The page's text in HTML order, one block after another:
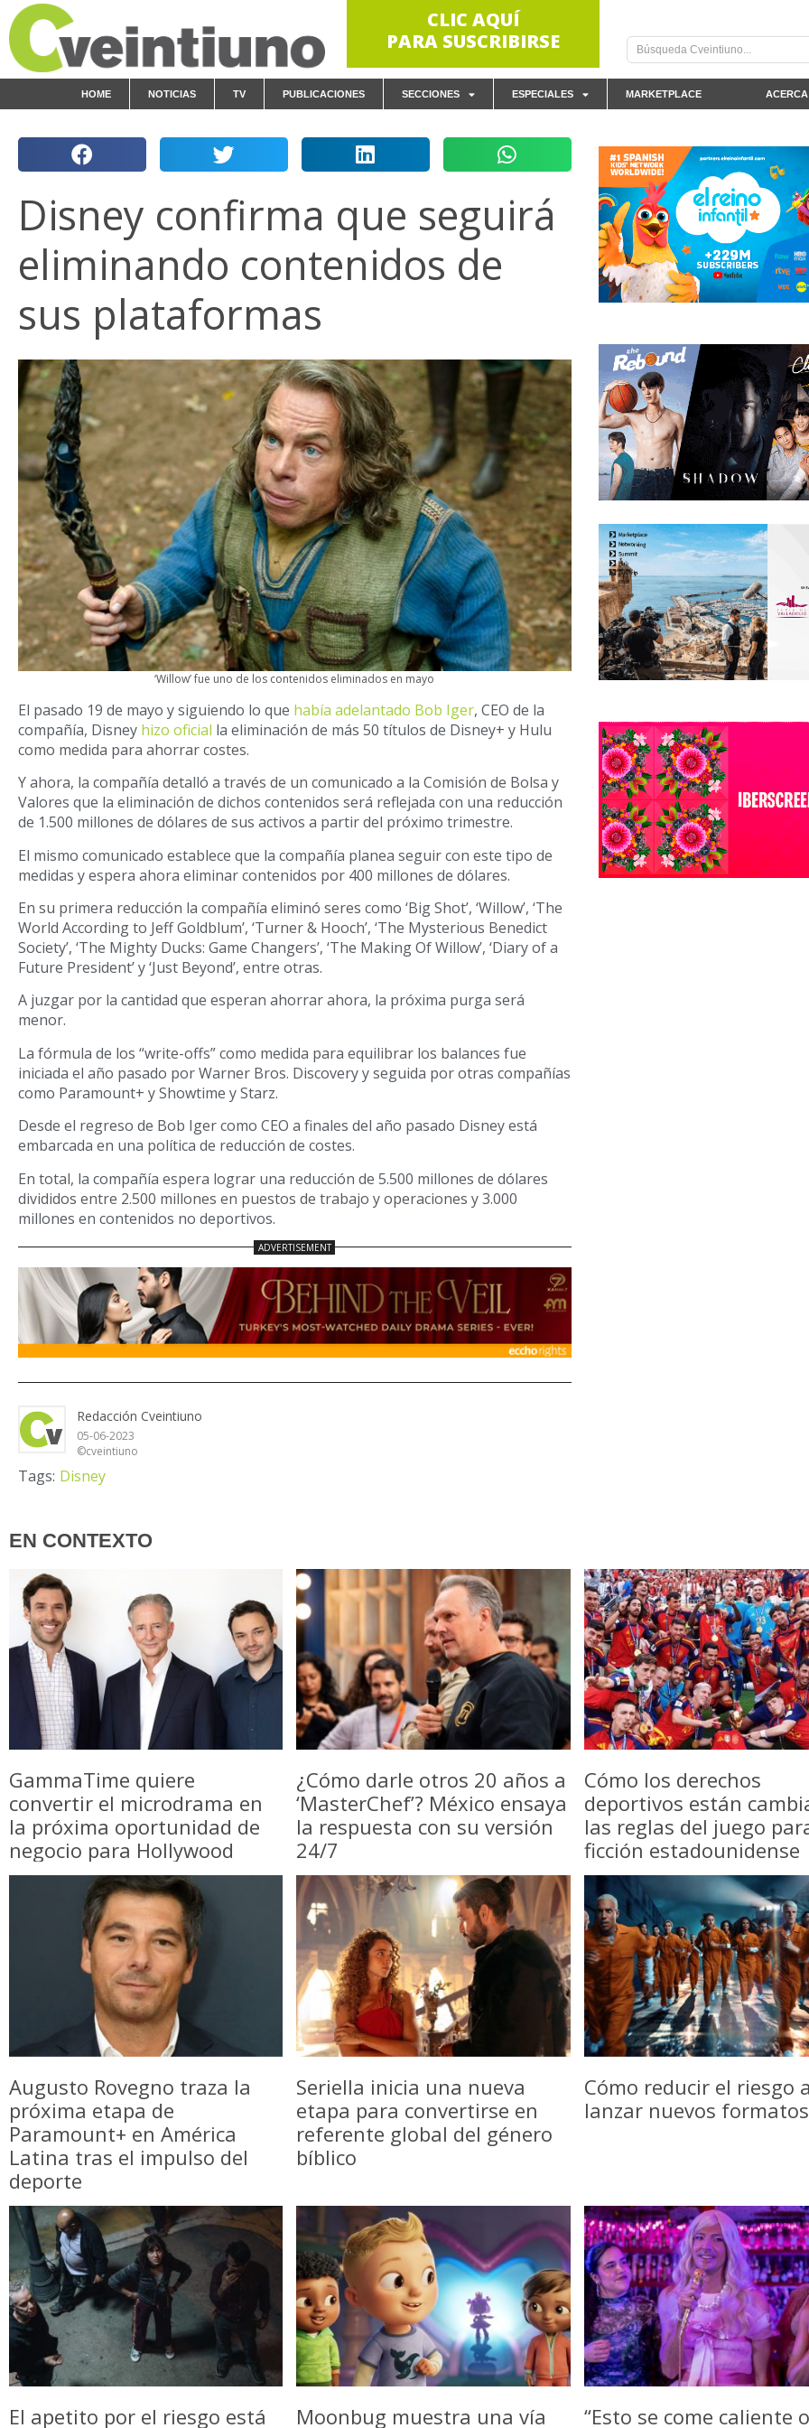
CLIC AQUÍ
PARA SUSCRIBIRSE
HOME NOTICIAS TV PUBLICACIONES SECCIONES ESPECIALES MARKETPLACE
Disney confirma que seguirá
eliminando contenidos de
sus plataformas
‘Willow’ fue uno de los contenidos eliminados en mayo
El pasado 19 de mayo y siguiendo lo que había adelantado Bob Iger, CEO de la
compañía, Disney hizo oficial la eliminación de más 50 títulos de Disney+ y Hulu
como medida para ahorrar costes.
Y ahora, la compañía detalló a través de un comunicado a la Comisión de Bolsa y
Valores que la eliminación de dichos contenidos será reflejada con una reducción
de 1.500 millones de dólares de sus activos a partir del próximo trimestre.
El mismo comunicado establece que la compañía planea seguir con este tipo de
medidas y espera ahora eliminar contenidos por 400 millones de dólares.
En su primera reducción la compañía eliminó seres como ‘Big Shot’, ‘Willow’, ‘The
World According to Jeff Goldblum’, ‘Turner & Hooch’, ‘The Mysterious Benedict
Society’, ‘The Mighty Ducks: Game Changers’, ‘The Making Of Willow’, ‘Diary of a
Future President’ y ‘Just Beyond’, entre otras.
A juzgar por la cantidad que esperan ahorrar ahora, la próxima purga será
menor.
La fórmula de los “write-offs” como medida para equilibrar los balances fue
iniciada el año pasado por Warner Bros. Discovery y seguida por otras compañías
como Paramount+ y Showtime y Starz.
Desde el regreso de Bob Iger como CEO a finales del año pasado Disney está
embarcada en una política de reducción de costes.
En total, la compañía espera lograr una reducción de 5.500 millones de dólares
divididos entre 2.500 millones en puestos de trabajo y operaciones y 3.000
millones en contenidos no deportivos.
Redacción Cveintiuno
05-06-2023
©cveintiuno
Tags: Disney
EN CONTEXTO
GammaTime quiere
convertir el microdrama en
la próxima oportunidad de
negocio para Hollywood
¿Cómo darle otros 20 años a
‘MasterChef’? México ensaya
la respuesta con su versión
24/7
Cómo los derechos
deportivos están
las reglas del juego
ficción estadounidense
Augusto Rovegno traza la
próxima etapa de
Paramount+ en América
Latina tras el impulso del
deporte
Seriella inicia una nueva
etapa para convertirse en
referente global del género
bíblico
Cómo reducir el riesgo
lanzar nuevos formatos
El apetito por el riesgo está
Moonbug muestra una vía
“Esto se come caliente